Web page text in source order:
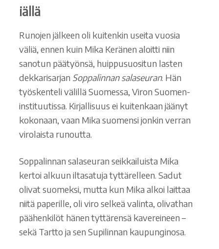
iällä
Runojen jälkeen oli kuitenkin useita vuosia
väliä, ennen kuin Mika Keränen aloitti niin
sanotun päätyönsä, huippusuositun lasten
dekkarisarjan Soppalinnan salaseuran. Hän
työskenteli välillä Suomessa, Viron Suomen-
instituutissa. Kirjallisuus ei kuitenkaan jäänyt
kokonaan, vaan Mika suomensi jonkin verran
virolaista runoutta.
Soppalinnan salaseuran seikkailuista Mika
kertoi alkuun iltasatuja tyttärelleen. Sadut
olivat suomeksi, mutta kun Mika alkoi laittaa
niitä paperille, oli viro selkeä valinta, olivathan
päähenkilöt hänen tyttärensä kavereineen –
sekä Tartto ja sen Supilinnan kaupunginosa.